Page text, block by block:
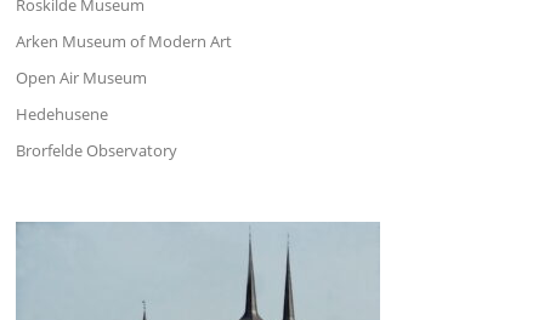
Arken Museum of Modern Art
Open Air Museum
Hedehusene
Brorfelde Observatory